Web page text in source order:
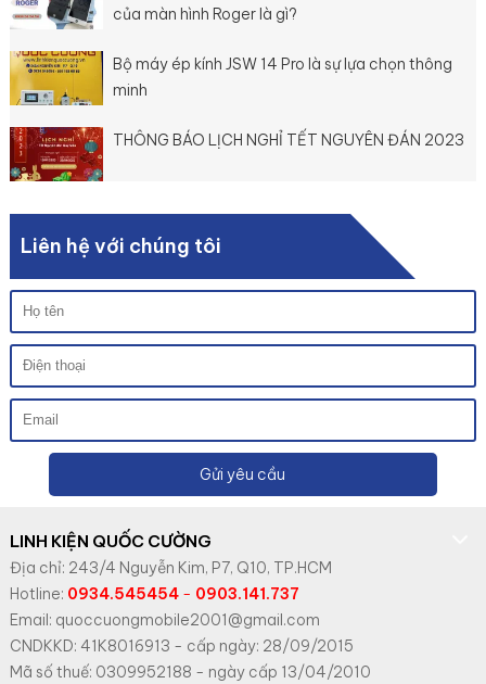
của màn hình Roger là gì?
Bộ máy ép kính JSW 14 Pro là sự lựa chọn thông
minh
THÔNG BÁO LỊCH NGHỈ TẾT NGUYÊN ĐÁN 2023
Liên hệ với chúng tôi
Gửi yêu cầu
LINH KIỆN QUỐC CƯỜNG
Địa chỉ: 243/4 Nguyễn Kim, P7, Q10, TP.HCM
Hotline: 0934.545454- 0903.141.737
Email: quoccuongmobile2001@gmail.com
CNDKKD: 41K8016913 - cấp ngày: 28/09/2015
Mã số thuế: 0309952188 - ngày cấp 13/04/2010